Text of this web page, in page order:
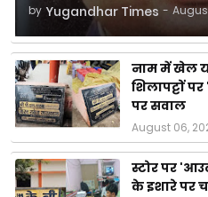
by Yugandhar Times -
नाम में खेल
शिलापट्टों
पर सवाल
August 06,
स्टोर पर
के इशारे पर